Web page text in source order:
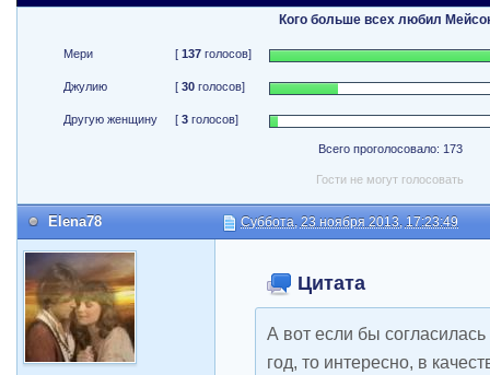
Кого больше всех любил
Мери [137 голосов]
Джулию [30 голосов]
Другую женщину [3 голосов]
Всего проголосовало: 173
Гости не могут голосовать
Elena78 Суббота, 23 ноября 2013, 17:23:49
Цитата
А вот если бы
год, то интересно, в